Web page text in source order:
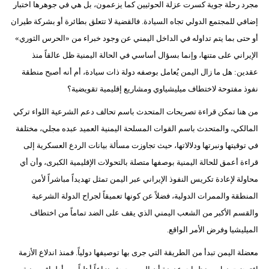
مجرد رحلة جوية كسرت عزلة الحوثيين كما يزعمون، بل هي في جوهرها اختبار
إضافي للمجتمع الدولي تجاه السيادة. فالقضية لا تتعلق بطائرة أو بشركة طيران
أو حتى بما يتم تداوله في الداخل اليمني عن وجود خبراء من «الحرس الثوري»
الإيراني على متنها، وإنما بسؤال أساسي في الحالة اليمنية ظل عالقاً منذ
عقدين: هل ما زال اليمن يُعامل بوصفه دولة ذات سيادة، أم أنه أصبح منطقة
نفوذ مفتوحة لاختطاف ميليشياوي ومشاريع إقليمية تقويضية؟
من هنا تمكن قراءة تصريحات المتحدث باسم تحالف دعم الشرعية اللواء تركي
المالكي، والمتحدث باسم القوات المسلحة اليمنية العميد عبده مجلي، مختلفة
في توقيتها ونبرتها ودلالاتها، حيث تجاوزت مسألة بيانات الردع العسكرية إلى
قراءة أعمق للحالة اليمنية بوصفها متصلة بالتحولات الإقليمية الكبرى، وأن أي
محاولة لإعادة تكريس النفوذ الإيراني عبر اليمن تمثل تهديداً مباشراً لأمن
المنطقة والممرات الدولية، فضلاً عن كونها تعميقاً لجراح الدولة الشرعية
والقسم الأكبر من الشعب اليمني الذي يقف على الضد تماماً من اختطاف
الميليشيا وفرض الأمر الواقع.
معضلة اليمن تبدأ من الطريقة التي جرى بها توصيفها دولياً. فمنذ اندلاع الأزمة